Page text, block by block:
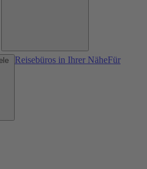
Reisebüros in Ihrer NäheFür